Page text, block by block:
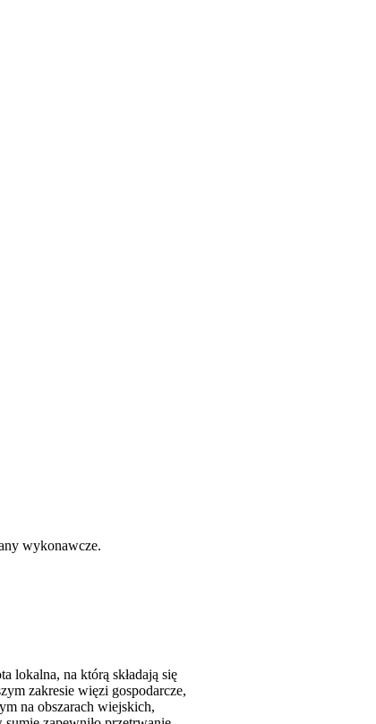
wykonawcze.
lokalna, na którą składają się
zakresie więzi gospodarcze,
na obszarach wiejskich,